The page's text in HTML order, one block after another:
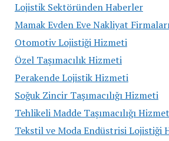
Lojistik Sektöründen Haberler
Mamak Evden Eve Nakliyat
Otomotiv Lojistiği Hizmeti
Özel Taşımacılık Hizmeti
Perakende Lojistik Hizmeti
Soğuk Zincir Taşımacılığı Hizmeti
Tehlikeli Madde Taşımacılığı
Tekstil ve Moda Endüstrisi Lojistiği